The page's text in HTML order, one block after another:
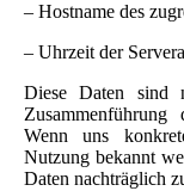
– Hostname des
– Uhrzeit der
Diese Daten sind
Wenn uns
Nutzung bekannt
Daten nachträglich